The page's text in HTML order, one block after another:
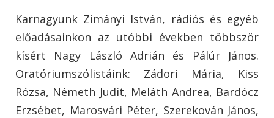
Karnagyunk Zimányi István, rádiós és egyéb
előadásainkon az utóbbi években többször
kísért Nagy László Adrián és Pálúr János.
Oratóriumszólistáink: Zádori Mária, Kiss
Rózsa, Németh Judit, Meláth Andrea, Bardócz
Erzsébet, Marosvári Péter, Szerekován János,